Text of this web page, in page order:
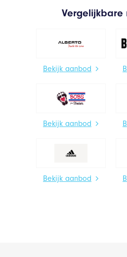
Vergelijkbare
Bekijk aanbod
Bekijk aanbod
Bekijk aanbod